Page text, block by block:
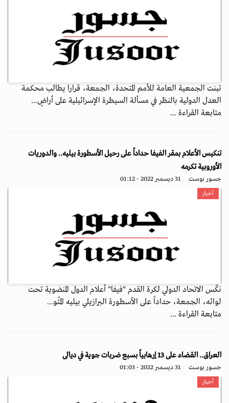
تبنت الجمعية العامة للأمم المتحدة، الجمعة، قرارا يطالب محكمة
العدل الدولية بالنظر في مسألة السيطرة الإسرائيلية على أراضٍ...
متابعة القراءة ...
تنكيس الأعلام بمقر الفيفا حداداً على رحيل الأسطورة بيليه.. والدوريات
الأوروبية تكرمه
جسور بوست 31 ديسمبر 2022 - 01:12
أخبار
نكّس الاتحاد الدولي لكرة القدم "فيفا" أعلام الدول المنضوية تحت
لوائه، الجمعة، حداداً على الأسطورة البرازيلي بيليه المُتو...
متابعة القراءة ...
العراق.. القضاء على 13 إرهابياً بسبع ضربات جوية في ديالى
جسور بوست 31 ديسمبر 2022 - 01:03
أخبار